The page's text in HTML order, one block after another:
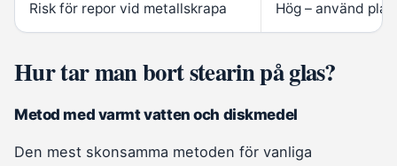
Risk för repor vid metallskrapa Hög – använd
Hur tar man bort stearin på glas?
Metod med varmt vatten och diskmedel
Den mest skonsamma metoden för vanliga